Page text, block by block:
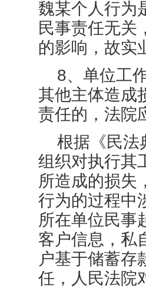
魏某个人行为
民事责任无关
的影响，故实
8、单位工
其他主体造成
责任的，法院
根据《民法
组织对执行其
所造成的损失
行为的过程中
所在单位民事
客户信息，私
户基于储蓄存
任，人民法院